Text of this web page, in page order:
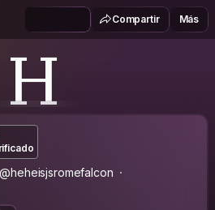
Compartir Más
H
@heheisjsromefalcon